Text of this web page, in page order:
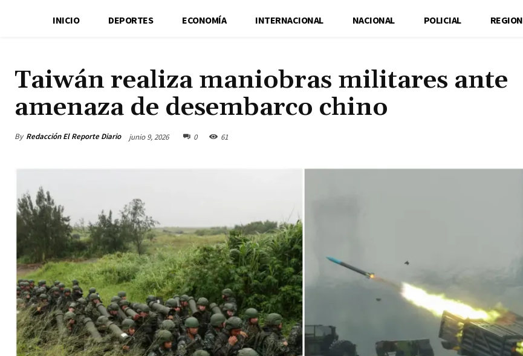
INICIO DEPORTES ECONOMÍA INTERNACIONAL NACIONAL POLICIAL REGION
Taiwán realiza maniobras militares ante
amenaza de desembarco chino
By Redacción El Reporte Diario junio 9, 2026 0 61